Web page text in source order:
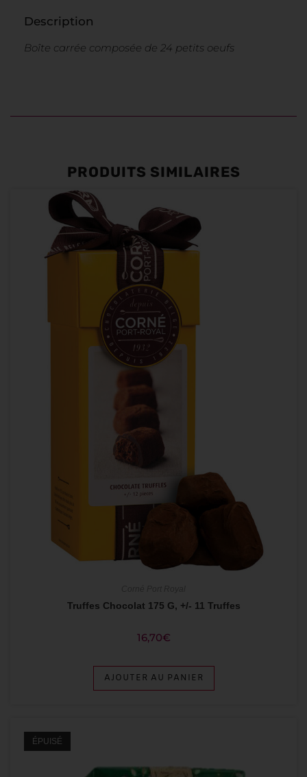
Description
Boîte carrée composée de 24 petits oeufs
PRODUITS SIMILAIRES
Truffes Chocolat 175 G, +/- 11 Truffes
16,70€
AJOUTER AU PANIER
ÉPUISÉ